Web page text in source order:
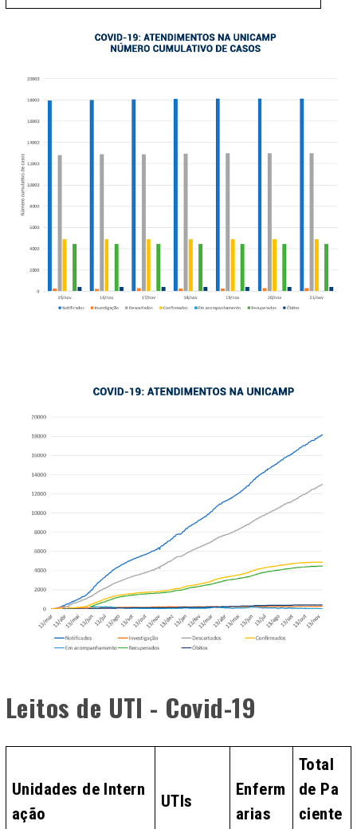
Leitos de UTI - Covid-19
Unidades de Intern
ação
UTIs
Enferm
arias
Total
de Pa
ciente